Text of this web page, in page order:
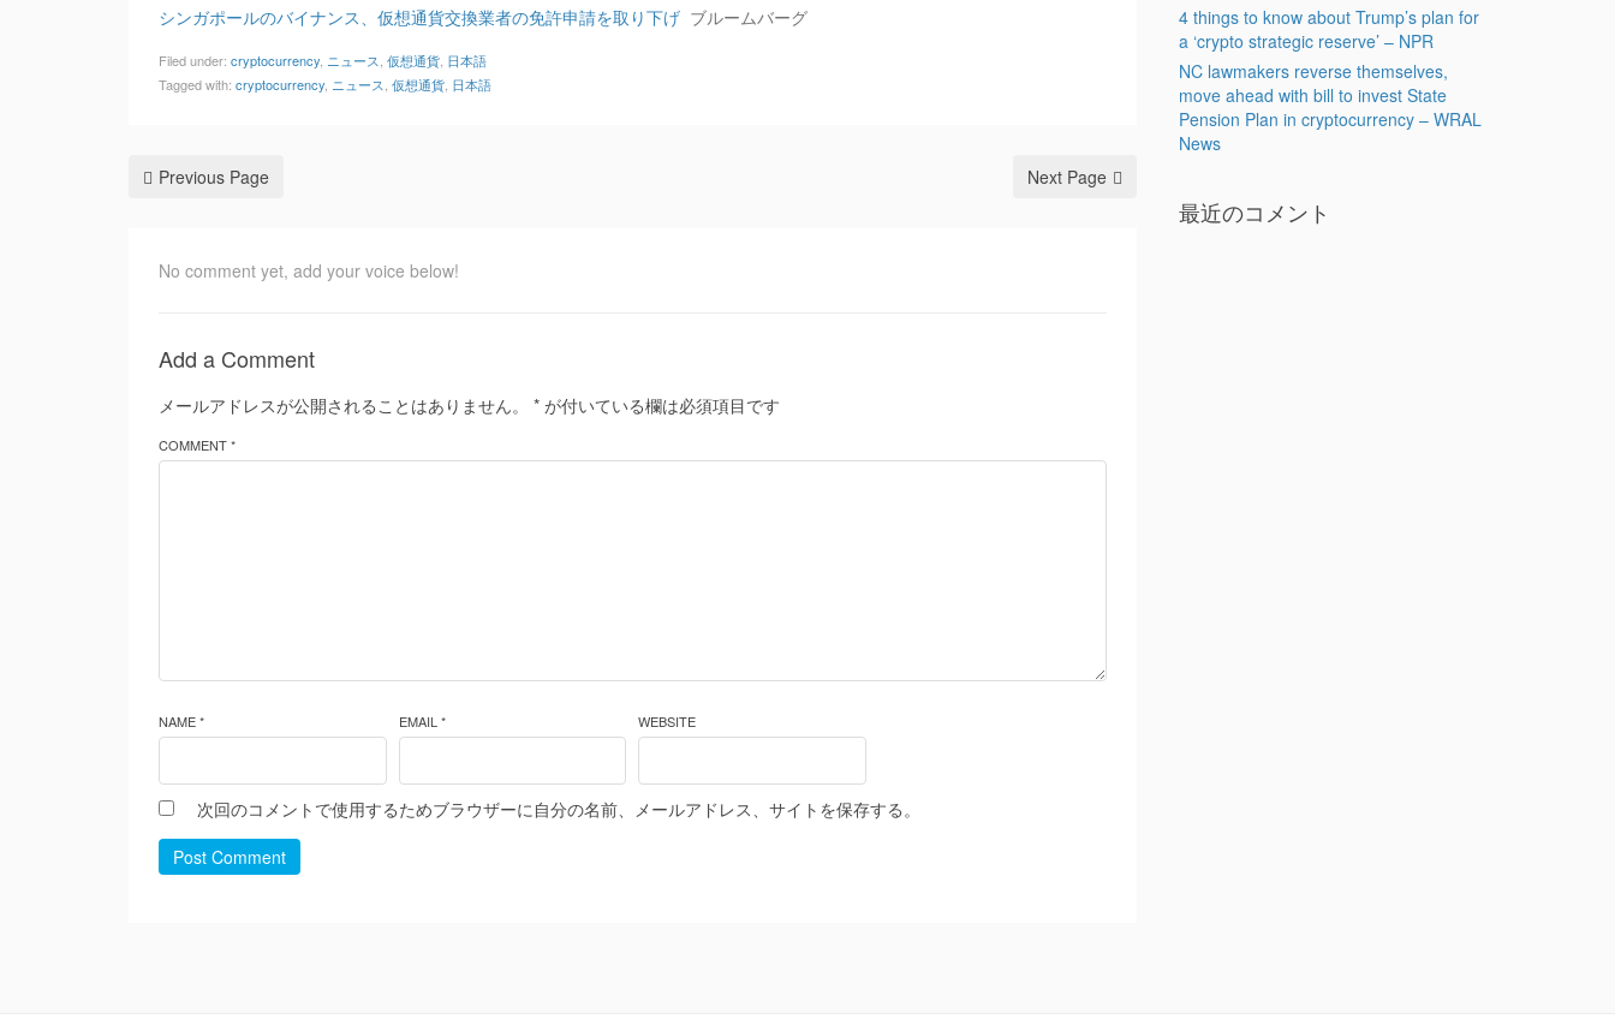
シンガポールのバイナンス、仮想通貨交換業者の免許申請を取り下げ ブルームバーグ
Filed under: cryptocurrency ニュース 仮想通貨 日本語
Tagged with: cryptocurrency ニュース 仮想通貨 日本語
Previous Page Next Page
No comment yet, add your voice below!
Add a Comment
メールアドレスが公開されることはありません。 * が付いている欄は必須項目です
COMMENT *
NAME * EMAIL * WEBSITE
次回のコメントで使用するためブラウザーに自分の名前、メールアドレス、サイトを保存する。
Post Comment
4 things to know about Trump’s plan for
a ‘crypto strategic reserve’ – NPR
NC lawmakers reverse themselves,
move ahead with bill to invest State
Pension Plan in cryptocurrency – WRAL
News
最近のコメント